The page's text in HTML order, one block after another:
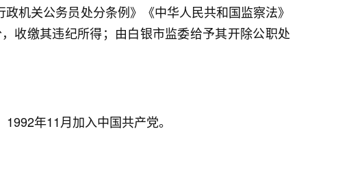
机关公务员处分条例》《中华人民共和国监察法》
收缴其违纪所得；由白银市监委给予其开除公职处
年11月加入中国共产党。